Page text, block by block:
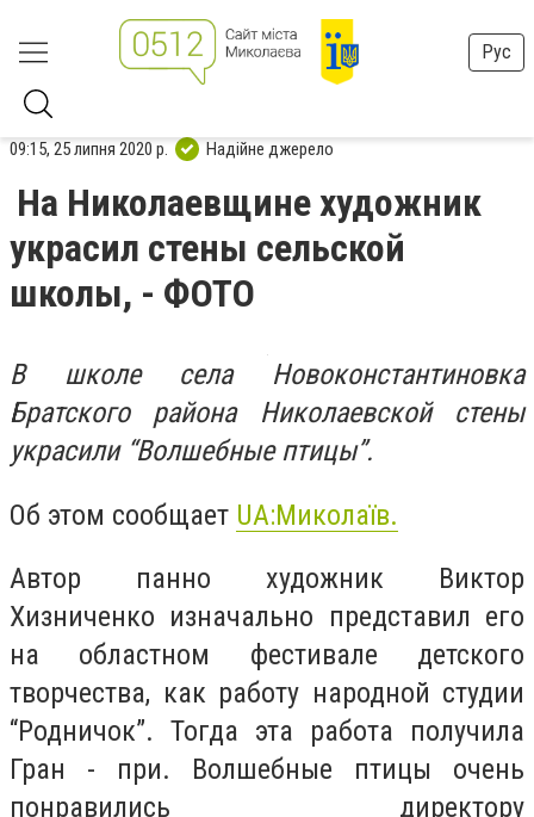
Рус
09:15, 25 липня 2020 р. Надійне джерело
На Николаевщине художник
украсил стены сельской
школы, - ФОТО
В школе села Новоконстантиновка
Братского района Николаевской стены
украсили “Волшебные птицы”.
Об этом сообщает UA:Миколаїв.
Автор панно художник Виктор
Хизниченко изначально представил его
на областном фестивале детского
творчества, как работу народной студии
“Родничок”. Тогда эта работа получила
Гран - при. Волшебные птицы очень
понравились директору